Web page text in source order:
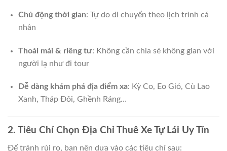
Chủ động thời gian: Tự do di chuyển theo lịch trình cá
nhân
Thoải mái & riêng tư: Không cần chia sẻ không gian với
người lạ như đi tour
Dễ dàng khám phá địa điểm xa: Kỳ Co, Eo Gió, Cù Lao
Xanh, Tháp Đôi, Ghềnh Ráng…
2. Tiêu Chí Chọn Địa Chỉ Thuê Xe Tự Lái Uy Tín
Để tránh rủi ro, bạn nên dựa vào các tiêu chí sau: